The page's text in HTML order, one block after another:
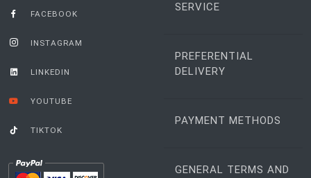
FACEBOOK
INSTAGRAM
LINKEDIN
YOUTUBE
TIKTOK
SERVICE
PREFERENTIAL
DELIVERY
PAYMENT METHODS
GENERAL TERMS AND